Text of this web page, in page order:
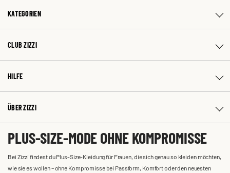
KATEGORIEN
CLUB ZIZZI
HILFE
ÜBER ZIZZI
PLUS-SIZE-MODE OHNE KOMPROMISSE
Bei Zizzi findest du Plus-Size-Kleidung für Frauen, die sich genau so kleiden möchten,
wie sie es wollen – ohne Kompromisse bei Passform, Komfort oder den neuesten